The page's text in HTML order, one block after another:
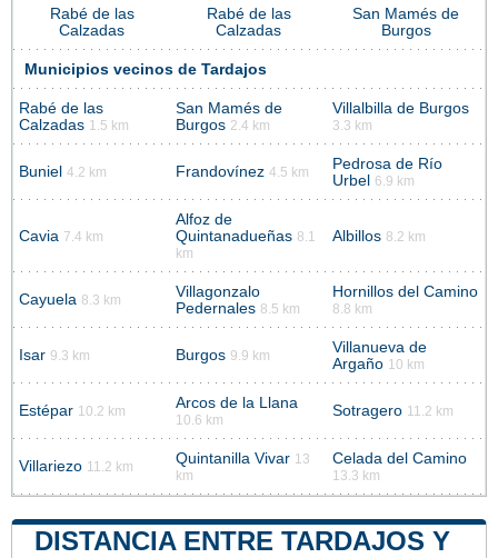
Rabé de las
Calzadas
Rabé de las
Calzadas
San Mamés de
Burgos
Municipios vecinos de Tardajos
Rabé de las
Calzadas 1.5 km
San Mamés de
Burgos 2.4 km
Villalbilla de Burgos
3.3 km
Buniel 4.2 km Frandovínez 4.5 km
Pedrosa de Río
Urbel
6.9 km
Cavia 7.4 km
Alfoz de
Quintanadueñas 8.1
km
Albillos 8.2 km
Cayuela 8.3 km
Villagonzalo
Pedernales 8.5 km
Hornillos del Camino
8.8 km
Isar 9.3 km Burgos 9.9 km
Villanueva de
Argaño 10 km
Estépar 10.2 km Arcos de la Llana
10.6 km
Sotragero 11.2 km
Villariezo 11.2 km Quintanilla Vivar 13
km
Celada del Camino
13.3 km
DISTANCIA ENTRE TARDAJOS Y